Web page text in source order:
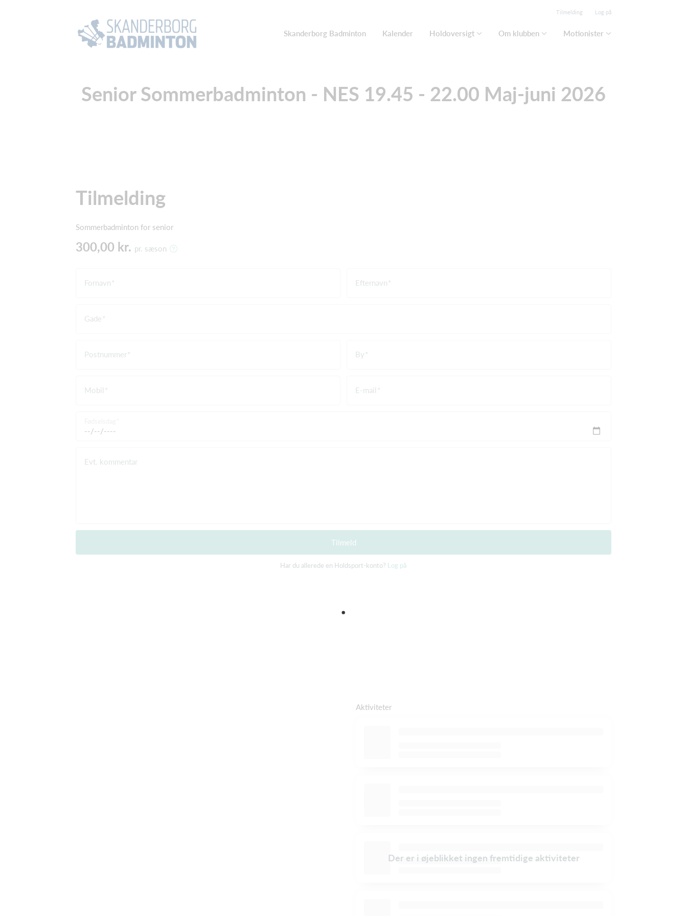
Tilmelding Log på
Skanderborg Badminton Kalender Holdoversigt Om klubben Motionister
Senior Sommerbadminton - NES 19.45 - 22.00 Maj-juni 2026
Tilmelding
Sommerbadminton for senior
300,00 kr. pr. sæson
Fornavn Efternavn
Gade
Postnummer By
Mobil E-mail
Evt. kommentar
Tilmeld
Har du allerede en Holdsport-konto? Log på
Aktiviteter
Der er i øjeblikket ingen fremtidige aktiviteter